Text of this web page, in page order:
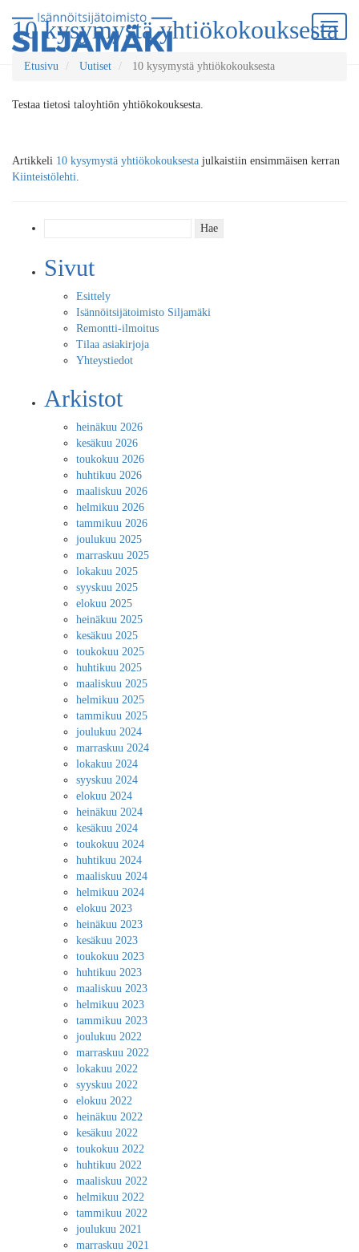
10 kysymystä yhtiökokouksesta
Etusivu Uutiset 10 kysymystä yhtiökokouksesta
Testaa tietosi taloyhtiön yhtiökokouksesta.
Artikkeli 10 kysymystä yhtiökokouksesta julkaistiin ensimmäisen kerran
Kiinteistölehti.
Sivut
Esittely
Isännöitsijätoimisto Siljamäki
Remontti-ilmoitus
Tilaa asiakirjoja
Yhteystiedot
Arkistot
heinäkuu 2026
kesäkuu 2026
toukokuu 2026
huhtikuu 2026
maaliskuu 2026
helmikuu 2026
tammikuu 2026
joulukuu 2025
marraskuu 2025
lokakuu 2025
syyskuu 2025
elokuu 2025
heinäkuu 2025
kesäkuu 2025
toukokuu 2025
huhtikuu 2025
maaliskuu 2025
helmikuu 2025
tammikuu 2025
joulukuu 2024
marraskuu 2024
lokakuu 2024
syyskuu 2024
elokuu 2024
heinäkuu 2024
kesäkuu 2024
toukokuu 2024
huhtikuu 2024
maaliskuu 2024
helmikuu 2024
elokuu 2023
heinäkuu 2023
kesäkuu 2023
toukokuu 2023
huhtikuu 2023
maaliskuu 2023
helmikuu 2023
tammikuu 2023
joulukuu 2022
marraskuu 2022
lokakuu 2022
syyskuu 2022
elokuu 2022
heinäkuu 2022
kesäkuu 2022
toukokuu 2022
huhtikuu 2022
maaliskuu 2022
helmikuu 2022
tammikuu 2022
joulukuu 2021
marraskuu 2021